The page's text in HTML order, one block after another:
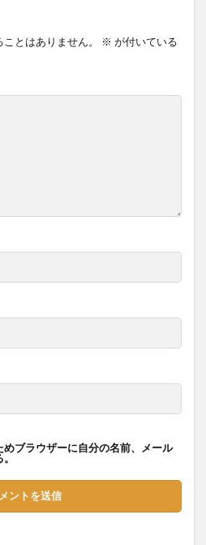
とはありません。 ※ が付いている
ブラウザーに自分の名前、メール